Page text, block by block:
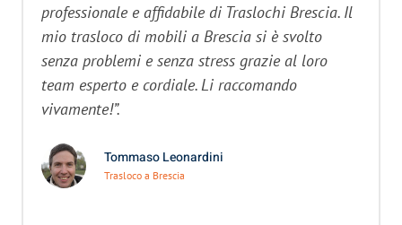
professionale e affidabile di Traslochi Brescia. Il
mio trasloco di mobili a Brescia si è svolto
senza problemi e senza stress grazie al loro
team esperto e cordiale. Li raccomando
vivamente!”.
Tommaso Leonardini
Trasloco a Brescia